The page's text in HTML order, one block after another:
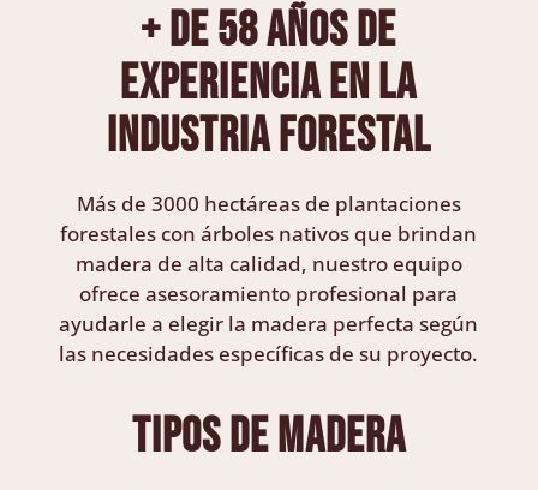
+ de 58 años de
experiencia en la
industria forestal
Más de 3000 hectáreas de plantaciones
forestales con árboles nativos que brindan
madera de alta calidad, nuestro equipo
ofrece asesoramiento profesional para
ayudarle a elegir la madera perfecta según
las necesidades específicas de su proyecto.
tipos de madera